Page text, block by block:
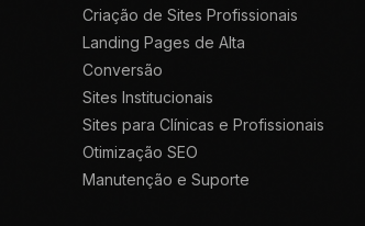
Criação de Sites Profissionais
Landing Pages de Alta
Conversão
Sites Institucionais
Sites para Clínicas e Profissionais
Otimização SEO
Manutenção e Suporte